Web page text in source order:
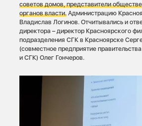
советов домов, представители
органов власти. Администрацию
Владислав Логинов. Отчитывались и
директора – директор Красноярского
подразделения СГК в Красноярске
(совместное предприятие
и СГК) Олег Гончеров.